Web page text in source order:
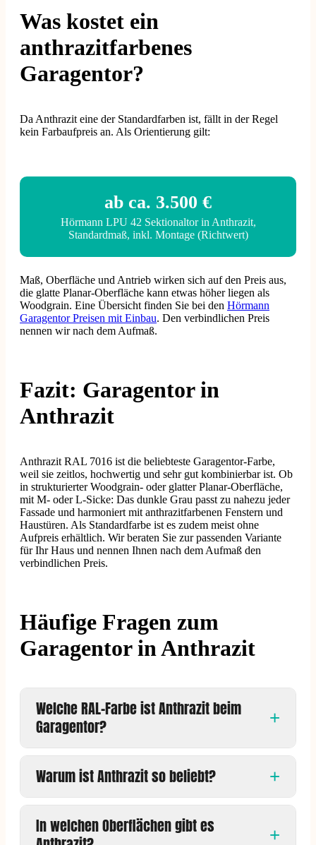
Was kostet ein
anthrazitfarbenes
Garagentor?
Da Anthrazit eine der Standardfarben ist, fällt in der Regel
kein Farbaufpreis an. Als Orientierung gilt:
ab ca. 3.500 €
Hörmann LPU 42 Sektionaltor in Anthrazit,
Standardmaß, inkl. Montage (Richtwert)
Maß, Oberfläche und Antrieb wirken sich auf den Preis aus,
die glatte Planar-Oberfläche kann etwas höher liegen als
Woodgrain. Eine Übersicht finden Sie bei den Hörmann
Garagentor Preisen mit Einbau. Den verbindlichen Preis
nennen wir nach dem Aufmaß.
Fazit: Garagentor in
Anthrazit
Anthrazit RAL 7016 ist die beliebteste Garagentor-Farbe,
weil sie zeitlos, hochwertig und sehr gut kombinierbar ist. Ob
in strukturierter Woodgrain- oder glatter Planar-Oberfläche,
mit M- oder L-Sicke: Das dunkle Grau passt zu nahezu jeder
Fassade und harmoniert mit anthrazitfarbenen Fenstern und
Haustüren. Als Standardfarbe ist es zudem meist ohne
Aufpreis erhältlich. Wir beraten Sie zur passenden Variante
für Ihr Haus und nennen Ihnen nach dem Aufmaß den
verbindlichen Preis.
Häufige Fragen zum
Garagentor in Anthrazit
Welche RAL-Farbe ist Anthrazit beim
Garagentor?
Warum ist Anthrazit so beliebt?
In welchen Oberflächen gibt es